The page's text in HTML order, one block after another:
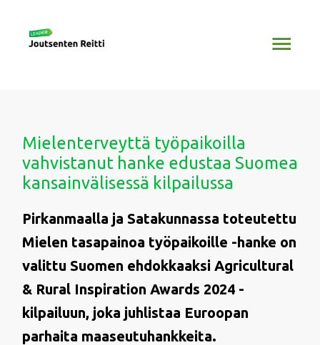
sisältöön
Mielenterveyttä työpaikoilla
vahvistanut hanke edustaa Suomea
kansainvälisessä kilpailussa
Pirkanmaalla ja Satakunnassa toteutettu
Mielen tasapainoa työpaikoille -hanke on
valittu Suomen ehdokkaaksi Agricultural
& Rural Inspiration Awards 2024 -
kilpailuun, joka juhlistaa Euroopan
parhaita maaseutuhankkeita.